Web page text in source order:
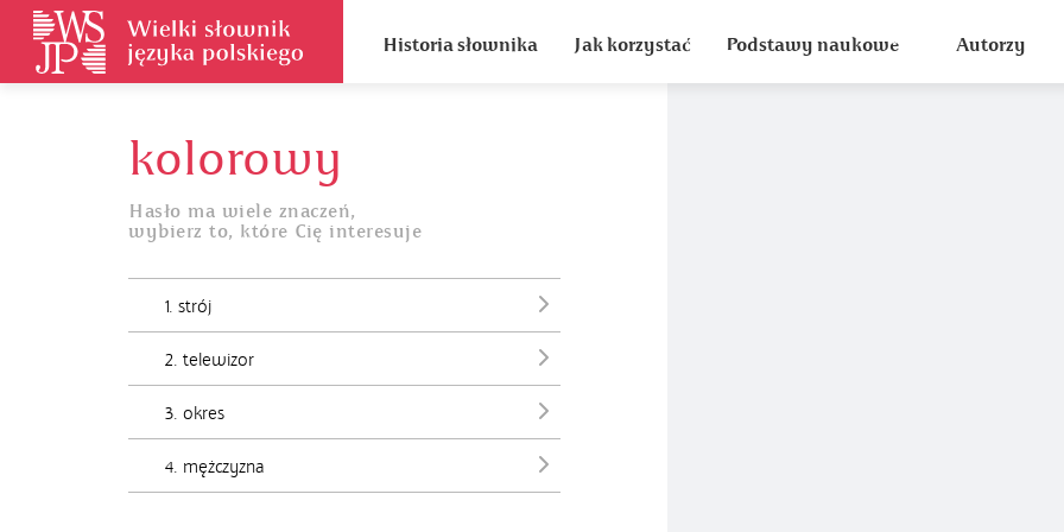
Historia słownika Jak korzystać Podstawy naukowe Autorzy
kolorowy
Hasło ma wiele znaczeń,
wybierz to, które Cię interesuje
1. strój
2. telewizor
3. okres
4. mężczyzna